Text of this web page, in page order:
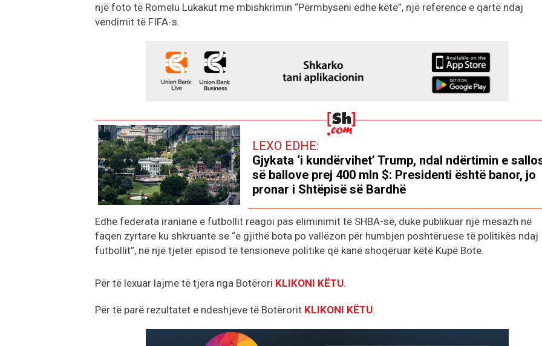
një foto të Romelu Lukakut me mbishkrimin “Përmbyseni edhe këtë”, një referencë e qartë ndaj
vendimit të FIFA-s.
LEXO EDHE:
Gjykata ‘i kundërvihet’ Trump, ndal ndërtimin e
së ballove prej 400 mln $: Presidenti është banor, jo
pronar i Shtëpisë së Bardhë
Edhe federata iraniane e futbollit reagoi pas eliminimit të SHBA-së, duke publikuar një mesazh në
faqen zyrtare ku shkruante se “e gjithë bota po vallëzon për humbjen poshtëruese të politikës ndaj
futbollit”, në një tjetër episod të tensioneve politike që kanë shoqëruar këtë Kupë Bote.
Për të lexuar lajme të tjera nga Botërori KLIKONI KËTU.
Për të parë rezultatet e ndeshjeve të Botërorit KLIKONI KËTU.